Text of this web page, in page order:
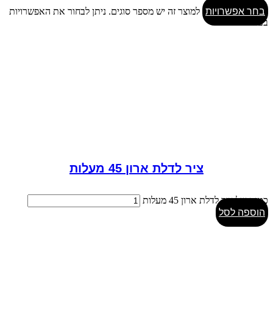
בחר אפשרויות למוצר זה יש מספר סוגים. ניתן לבחור את האפשרויות
בעמוד המוצר
ציר לדלת ארון 45 מעלות
כמות של ציר לדלת ארון 45 מעלות
הוספה לסל